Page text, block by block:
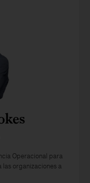
Operacional para
las organizaciones a